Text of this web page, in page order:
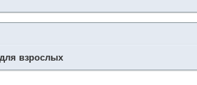
взрослых